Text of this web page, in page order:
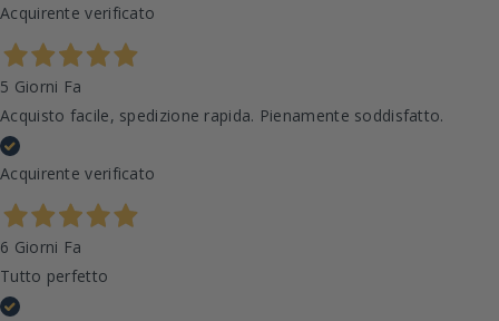
Acquirente verificato
5 Giorni Fa
Acquisto facile, spedizione rapida. Pienamente soddisfatto.
Acquirente verificato
6 Giorni Fa
Tutto perfetto